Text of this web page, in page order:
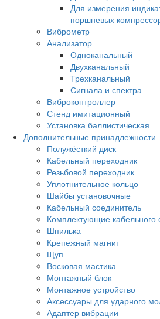
Для измерения
поршневых
Виброметр
Анализатор
Одноканальный
Двухканальный
Трехканальный
Сигнала и спектра
Виброконтроллер
Стенд имитационный
Установка баллистическая
Дополнительные принадлежности
Полужёсткий диск
Кабельный переходник
Резьбовой переходник
Уплотнительное кольцо
Шайбы установочные
Кабельный соединитель
Комплектующие кабельного
Шпилька
Крепежный магнит
Щуп
Восковая мастика
Монтажный блок
Монтажное устройство
Аксессуары для ударного
Адаптер вибрации